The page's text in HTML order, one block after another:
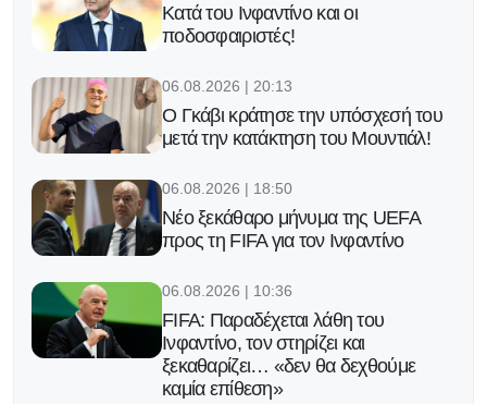
Κατά του Ινφαντίνο και οι
ποδοσφαιριστές!
06.08.2026 | 20:13
Ο Γκάβι κράτησε την υπόσχεσή του
μετά την κατάκτηση του Μουντιάλ!
06.08.2026 | 18:50
Νέο ξεκάθαρο μήνυμα της UEFA
προς τη FIFA για τον Ινφαντίνο
06.08.2026 | 10:36
FIFA: Παραδέχεται λάθη του
Ινφαντίνο, τον στηρίζει και
ξεκαθαρίζει… «δεν θα δεχθούμε
καμία επίθεση»